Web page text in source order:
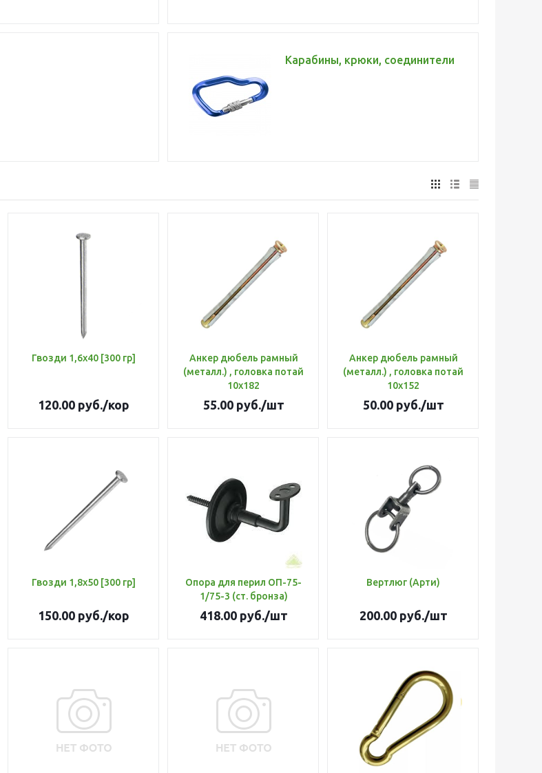
Карабины, крюки, соединители
Гвозди 1,6х40 [300 гр]
120.00 руб./кор
Анкер дюбель рамный
(металл.) , головка потай
10х182
55.00руб./шт
Анкер дюбель рамный
(металл.) , головка потай
10х152
50.00руб./шт
Гвозди 1,8х50 [300 гр]
150.00 руб./кор
Опора для перил ОП-75-
1/75-3 (ст. бронза)
418.00руб./шт
Вертлюг (Арти)
200.00руб./шт